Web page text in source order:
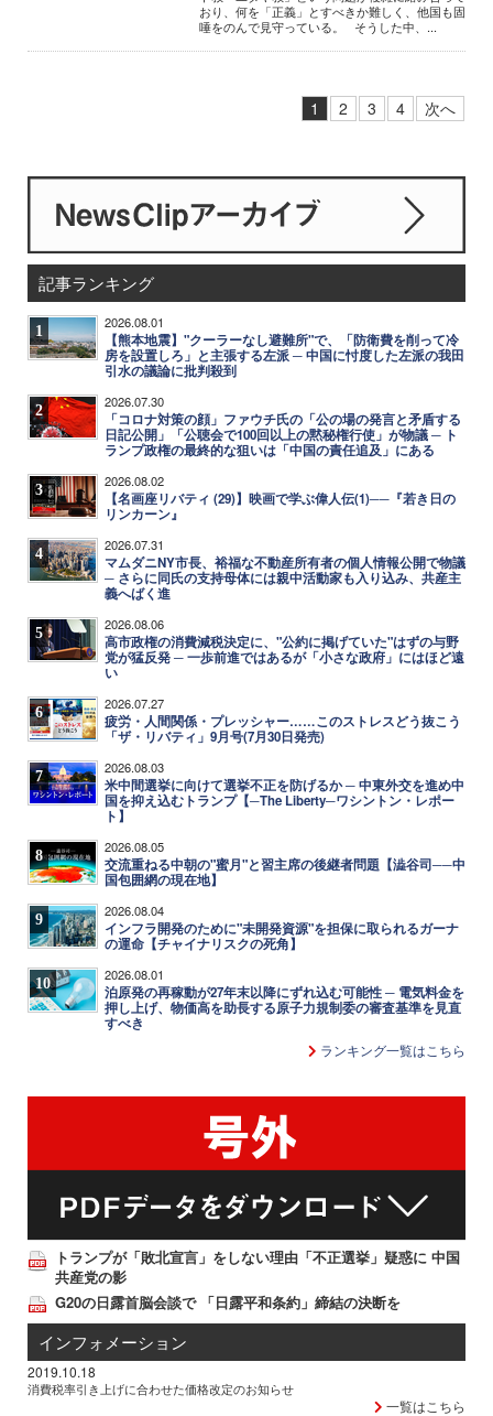
おり、何を「正義」とすべきか難しく、他国も固
唾をのんで見守っている。 そうした中、...
1 2 3 4 次へ
記事ランキング
1 2026.08.01
【熊本地震】"クーラーなし避難所"で、「防衛費を削って冷
房を設置しろ」と主張する左派 ─ 中国に忖度した左派の我田
引水の議論に批判殺到
2 2026.07.30
「コロナ対策の顔」ファウチ氏の「公の場の発言と矛盾する
日記公開」「公聴会で100回以上の黙秘権行使」が物議 ─ ト
ランプ政権の最終的な狙いは「中国の責任追及」にある
3 2026.08.02
【名画座リバティ (29)】映画で学ぶ偉人伝(1)──『若き日の
リンカーン』
4 2026.07.31
マムダニNY市長、裕福な不動産所有者の個人情報公開で物議
─ さらに同氏の支持母体には親中活動家も入り込み、共産主
義へばく進
5 2026.08.06
高市政権の消費減税決定に、"公約に掲げていた"はずの与野
党が猛反発 ─ 一歩前進ではあるが「小さな政府」にはほど遠
い
6 2026.07.27
疲労・人間関係・プレッシャー……このストレスどう抜こう
「ザ・リバティ」9月号(7月30日発売)
7 2026.08.03
米中間選挙に向けて選挙不正を防げるか ─ 中東外交を進め中
国を抑え込むトランプ【─The Liberty─ワシントン・レポー
ト】
8 2026.08.05
交流重ねる中朝の"蜜月"と習主席の後継者問題【澁谷司──中
国包囲網の現在地】
9 2026.08.04
インフラ開発のために"未開発資源"を担保に取られるガーナ
の運命【チャイナリスクの死角】
10 2026.08.01
泊原発の再稼動が27年末以降にずれ込む可能性 ─ 電気料金を
押し上げ、物価高を助長する原子力規制委の審査基準を見直
すべき
ランキング一覧はこちら
トランプが「敗北宣言」をしない理由「不正選挙」疑惑に 中国
共産党の影
G20の日露首脳会談で 「日露平和条約」締結の決断を
インフォメーション
2019.10.18
消費税率引き上げに合わせた価格改定のお知らせ
一覧はこちら